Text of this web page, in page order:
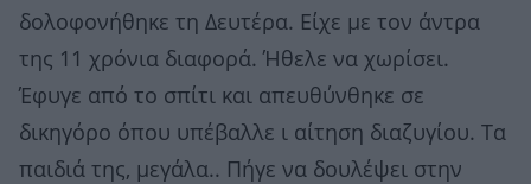
δολοφονήθηκε τη Δευτέρα. Είχε με τον άντρα
της 11 χρόνια διαφορά. Ήθελε να χωρίσει.
Έφυγε από το σπίτι και απευθύνθηκε σε
δικηγόρο όπου υπέβαλλε ι αίτηση διαζυγίου. Τα
παιδιά της, μεγάλα.. Πήγε να δουλέψει στην